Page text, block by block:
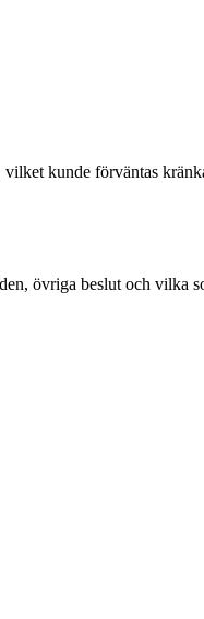
kunde förväntas
övriga beslut och vilka